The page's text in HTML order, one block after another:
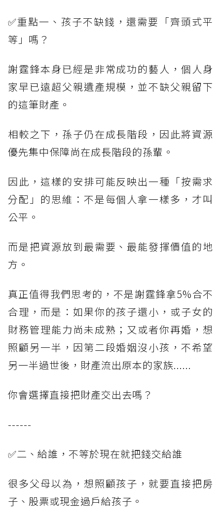
✅重點一、孩子不缺錢，還需要「齊頭式平
等」嗎？
謝霆鋒本身已經是非常成功的藝人，個人身
家早已遠超父親遺產規模，並不缺父親留下
的這筆財產。
相較之下，孫子仍在成長階段，因此將資源
優先集中保障尚在成長階段的孫輩。
因此，這樣的安排可能反映出一種「按需求
分配」的思維：不是每個人拿一樣多，才叫
公平。
而是把資源放到最需要、最能發揮價值的地
方。
真正值得我們思考的，不是謝霆鋒拿5%合不
合理，而是：如果你的孩子還小，或子女的
財務管理能力尚未成熟；又或者你再婚，想
照顧另一半，因第二段婚姻沒小孩，不希望
另一半過世後，財產流出原本的家族......
你會選擇直接把財產交出去嗎？
------
✅二、給誰，不等於現在就把錢交給誰
很多父母以為，想照顧孩子，就要直接把房
子、股票或現金過戶給孩子。